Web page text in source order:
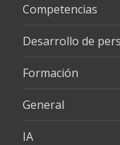
Competencias
Desarrollo de
Formación
General
IA